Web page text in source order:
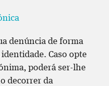
denúncia de forma
Caso opte
poderá ser-lhe
decorrer da